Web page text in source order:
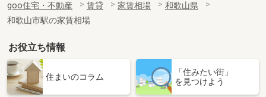
goo住宅・不動産 賃貸 家賃相場
和歌山県
和歌山市駅の家賃相場
お役立ち情報
住まいのコラム
「住みたい街」
を見つけよう